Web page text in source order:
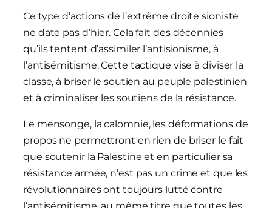
Ce type d’actions de l’extrême droite sioniste
ne date pas d’hier. Cela fait des décennies
qu’ils tentent d’assimiler l’antisionisme, à
l’antisémitisme. Cette tactique vise à diviser la
classe, à briser le soutien au peuple palestinien
et à criminaliser les soutiens de la résistance.
Le mensonge, la calomnie, les déformations de
propos ne permettront en rien de briser le fait
que soutenir la Palestine et en particulier sa
résistance armée, n’est pas un crime et que les
révolutionnaires ont toujours lutté contre